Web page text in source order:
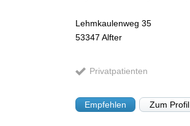
Lehmkaulenweg 35
53347 Alfter
Privatpatienten
Empfehlen Zum Profil